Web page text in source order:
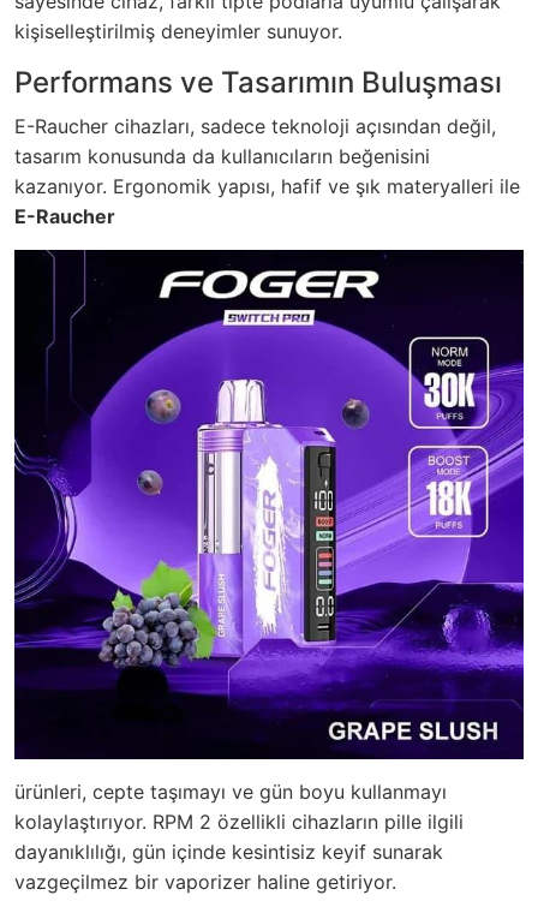
kişiselleştirilmiş deneyimler sunuyor.
Performans ve Tasarımın Buluşması
E-Raucher cihazları, sadece teknoloji açısından değil,
tasarım konusunda da kullanıcıların beğenisini
kazanıyor. Ergonomik yapısı, hafif ve şık materyalleri ile
E-Raucher
ürünleri, cepte taşımayı ve gün boyu kullanmayı
kolaylaştırıyor. RPM 2 özellikli cihazların pille ilgili
dayanıklılığı, gün içinde kesintisiz keyif sunarak
vazgeçilmez bir vaporizer haline getiriyor.